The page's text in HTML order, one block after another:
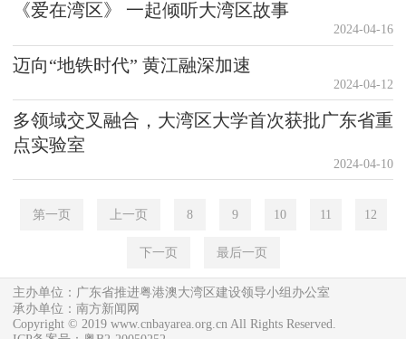
《爱在湾区》 一起倾听大湾区故事
2024-04-16
迈向“地铁时代” 黄江融深加速
2024-04-12
多领域交叉融合，大湾区大学首次获批广东省重
点实验室
2024-04-10
第一页 上一页 8 9 10 11 12
下一页 最后一页
主办单位：广东省推进粤港澳大湾区建设领导小组办公室
承办单位：南方新闻网
Copyright © 2019 www.cnbayarea.org.cn All Rights Reserved.